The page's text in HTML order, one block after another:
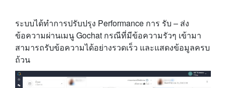
ระบบได้ทำการปรับปรุง Performance การ รับ – ส่ง
ข้อความผ่านเมนู Gochat กรณีที่มีข้อความรัวๆ เข้ามา
สามารถรับข้อความได้อย่างรวดเร็ว และแสดงข้อมูลครบ
ถ้วน